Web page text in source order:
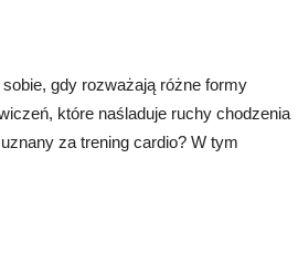
gdy rozważają różne formy
które naśladuje ruchy chodzenia
za trening cardio? W tym